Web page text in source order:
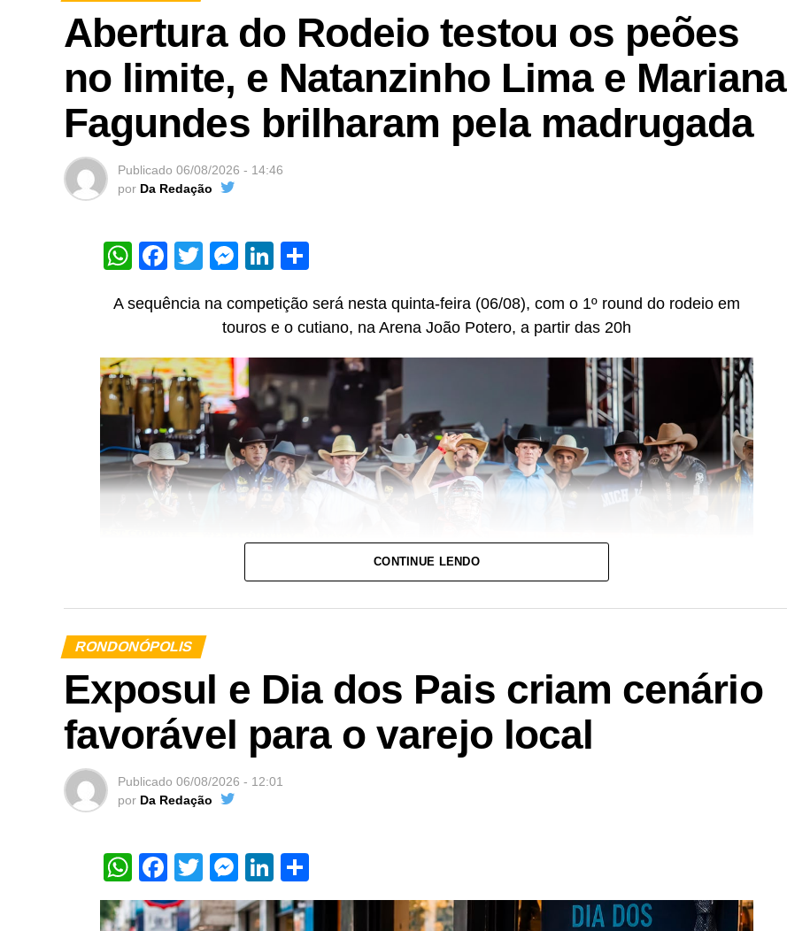
Abertura do Rodeio testou os peões
no limite, e Natanzinho Lima e Mariana
Fagundes brilharam pela madrugada
Publicado 06/08/2026 - 14:46
por Da Redação
WhatsApp
Facebook
TwitterMessenger
LinkedIn
A sequência na competição será nesta quinta-feira (06/08), com o 1º round do rodeio em
touros e o cutiano, na Arena João Potero, a partir das 20h
Foto- Assessoria
A noite de quarta-feira (05/08) na 52ª Exposul foi de casa cheia, com a abertura do rodeio
em Touros na Arena João Potero e o show em dose dupla de Natanzinho Lima e Mariana
Fagundes com o novo espaço lotado para ver os dois fenômenos musicais do momento. A
CONTINUE LENDO
RONDONÓPOLIS
Exposul e Dia dos Pais criam cenário
favorável para o varejo local
Publicado 06/08/2026 - 12:01
por Da Redação
WhatsApp
Facebook
TwitterMessenger
LinkedIn